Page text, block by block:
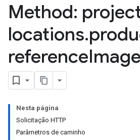
Method:
locations.
reference
Nesta página
Solicitação HTTP
Parâmetros de caminho